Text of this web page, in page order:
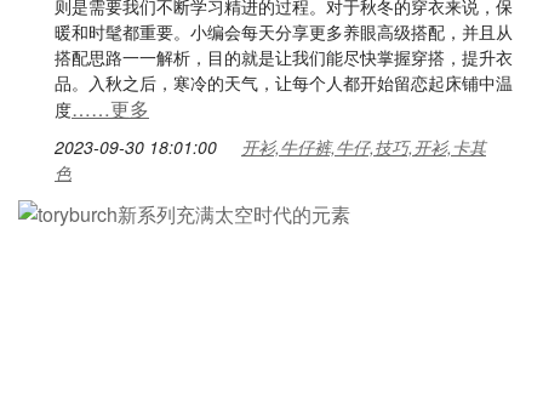
则是需要我们不断学习精进的过程。对于秋冬的穿衣来说，保
暖和时髦都重要。小编会每天分享更多养眼高级搭配，并且从
搭配思路一一解析，目的就是让我们能尽快掌握穿搭，提升衣
品。入秋之后，寒冷的天气，让每个人都开始留恋起床铺中温
度……更多
2023-09-30 18:01:00
开衫,牛仔裤,牛仔,技巧,开衫,卡其
色